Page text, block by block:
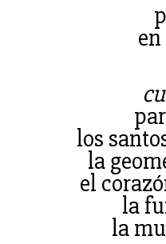
los
la
el
la
la